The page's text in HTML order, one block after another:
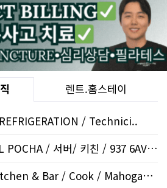
렌트.홈스테이
/ Technici..
[답글] 소울포차/SOUL POCHA / 서버/ 키친 / 937 6AVE..
청담 CheongDam Kitchen & Bar / Cook / Mahogany SE